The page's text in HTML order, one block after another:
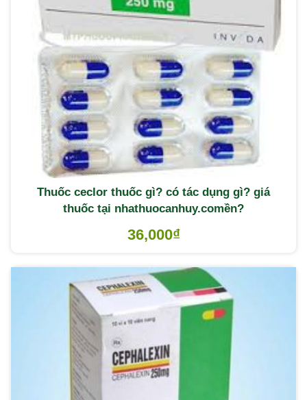
Thuốc ceclor thuốc gì? có tác dụng gì? giá
thuốc tại nhathuocanhuy.comền?
36,000₫